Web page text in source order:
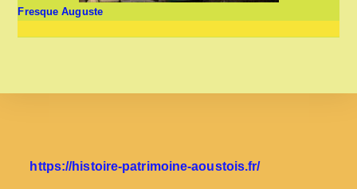
Fresque Auguste
https://histoire-patrimoine-aoustois.fr/